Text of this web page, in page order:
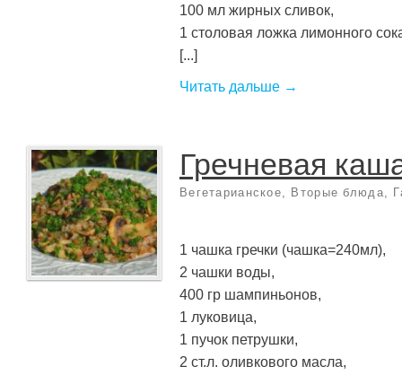
100 мл жирных сливок,
1 столовая ложка лимонного
[...]
Читать дальше →
Гречневая
Вегетарианское, Вторые блюда,
1 чашка гречки (чашка=240мл),
2 чашки воды,
400 гр шампиньонов,
1 луковица,
1 пучок петрушки,
2 ст.л. оливкового масла,